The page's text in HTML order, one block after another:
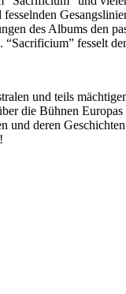
des Albums den
fesselt
und teils
die Bühnen
und deren